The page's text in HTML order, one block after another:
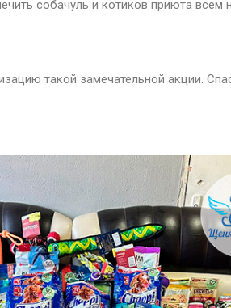
собачуль и котиков приюта
такой замечательной акции.